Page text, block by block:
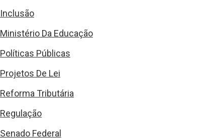
Inclusão
Ministério Da Educação
Políticas Públicas
Projetos De Lei
Reforma Tributária
Regulação
Senado Federal